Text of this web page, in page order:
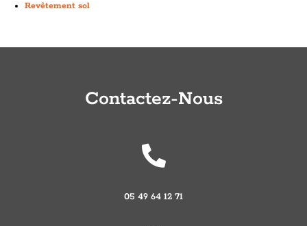
Revêtement sol
Contactez-Nous

05 49 64 12 71